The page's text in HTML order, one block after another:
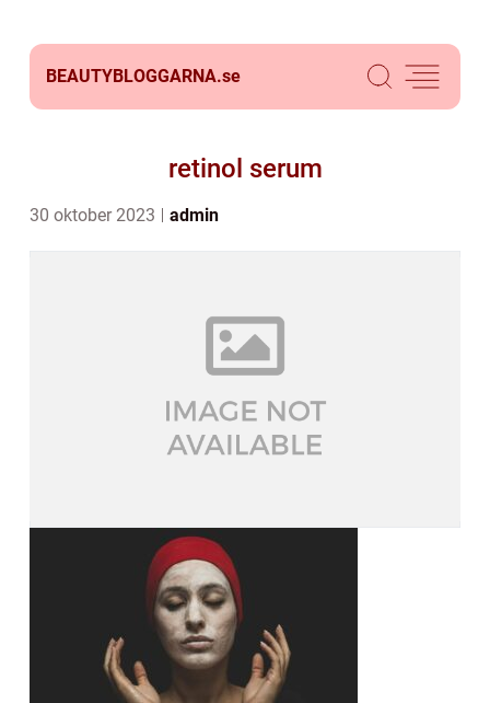
BEAUTYBLOGGARNA.se
retinol serum
30 oktober 2023 admin